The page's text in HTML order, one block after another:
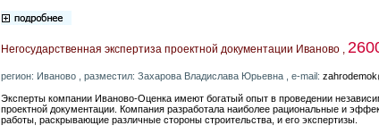
Негосударственная экспертиза проектной документации Иваново ,
регион: Иваново , разместил: Захарова Владислава Юрьевна , e-mail:
Эксперты компании Иваново-Оценка имеют богатый опыт в проведении
проектной документации. Компания разработала наиболее рациональные и
работы, раскрывающие различные стороны строительства, и его экспертизы.